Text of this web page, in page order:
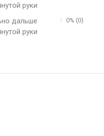
руки
дальше
руки
0% (0)